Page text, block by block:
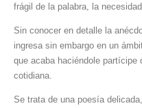
frágil de la palabra, la
Sin conocer en detalle la
ingresa sin embargo en un
que acaba haciéndole partícipe
cotidiana.
Se trata de una poesía